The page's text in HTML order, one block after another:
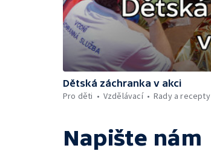
Dětská záchranka v akci
Pro děti
Vzdělávací Rady a recepty
Napište nám